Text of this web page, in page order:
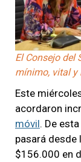
El Consejo del
mínimo, vital y
Este
acordaron
móvil. De
pasará
$156.000 en